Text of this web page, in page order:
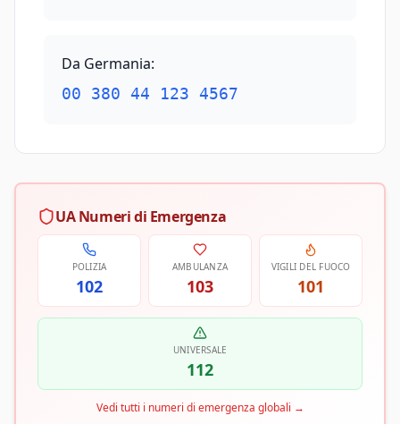
Da Germania:
00 380 44 123 4567
UA Numeri di Emergenza
POLIZIA
102
AMBULANZA
103
VIGILI DEL FUOCO
101
UNIVERSALE
112
Vedi tutti i numeri di emergenza globali →